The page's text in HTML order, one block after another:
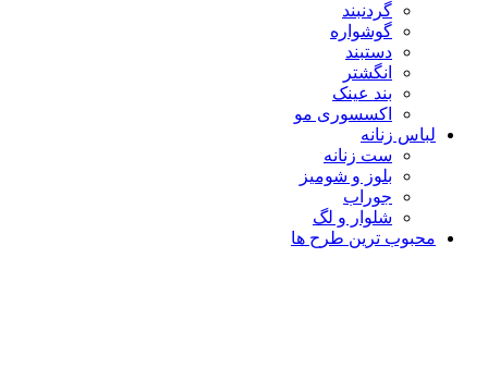
گردنبند
گوشواره
دستبند
انگشتر
بند عینک
اکسسوری مو
لباس زنانه
ست زنانه
بلوز و شومیز
جوراب
شلوار و لگ
محبوب ترین طرح ها